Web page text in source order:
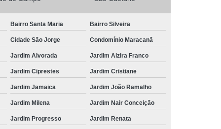
Bairro Santa Maria Bairro Silveira
Cidade São Jorge Condomínio Maracanã
Jardim Alvorada Jardim Alzira Franco
Jardim Ciprestes Jardim Cristiane
Jardim Jamaica Jardim João Ramalho
Jardim Milena Jardim Nair Conceição
Jardim Progresso Jardim Renata